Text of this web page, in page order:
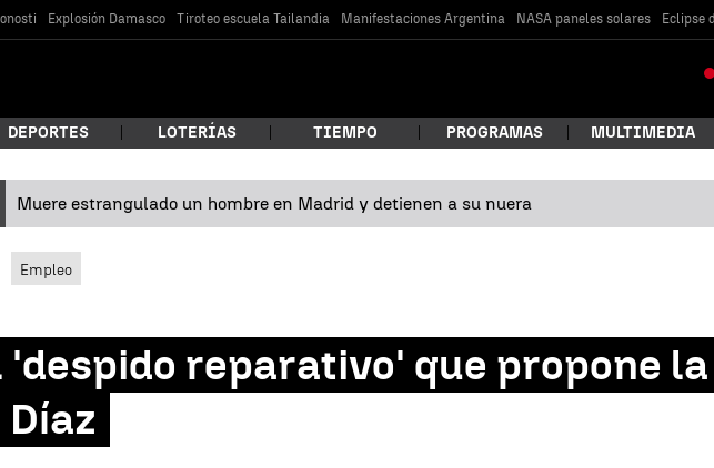
Explosión Damasco Tiroteo escuela Tailandia Manifestaciones Argentina NASA paneles solares Eclipse
DEPORTES LOTERÍAS TIEMPO PROGRAMAS MULTIMEDIA
Muere estrangulado un hombre en Madrid y detienen a su nuera
Empleo
'despido reparativo' que propone